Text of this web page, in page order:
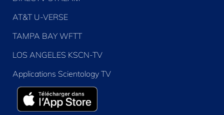
AT&T U-VERSE
TAMPA BAY WFTT
LOS ANGELES KSCN-TV
Applications Scientology TV